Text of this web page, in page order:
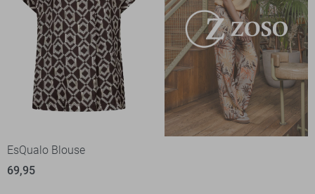
EsQualo Blouse
69,95